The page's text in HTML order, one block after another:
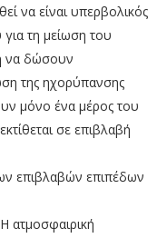
να είναι υπερβολικός
τη μείωση του
να δώσουν
της ηχορύπανσης
μόνο ένα μέρος του
σε επιβλαβή
επιβλαβών επιπέδων
ατμοσφαιρική